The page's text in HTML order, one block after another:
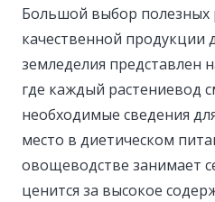
Большой выбор полезных
качественной продукции
земледелия представлен
где каждый растениевод
необходимые сведения
место в диетическом
овощеводстве занимает
ценится за высокое